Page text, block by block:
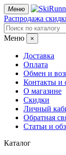
Меню
Распродажа
Меню ×
Доставка
Оплата
Обмен и
Контакты и
О магазине
Скидки
Личный
Обратная
Статьи и
Каталог